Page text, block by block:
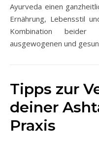
Ayurveda einen
Ernährung, Lebensstil
Kombination
ausgewogenen und
Tipps zur
deiner
Praxis